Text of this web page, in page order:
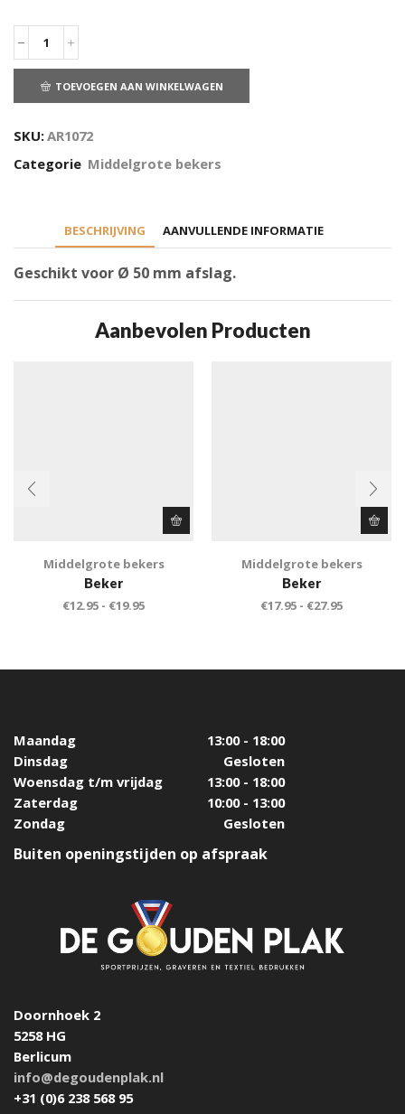
TOEVOEGEN AAN WINKELWAGEN
SKU:AR1072
Categorie Middelgrote bekers
BESCHRIJVING AANVULLENDE INFORMATIE
Geschikt voor Ø 50 mm afslag.
Aanbevolen Producten
Middelgrote bekers
Beker
€12.95 - €19.95
Middelgrote bekers
Beker
€17.95 - €27.95
Maandag
13:00 - 18:00
Dinsdag
Gesloten
Woensdag t/m vrijdag
13:00 - 18:00
Zaterdag
10:00 - 13:00
Zondag
Gesloten
Buiten openingstijden op afspraak
Doornhoek 2
5258 HG
Berlicum
info@degoudenplak.nl
+31 (0)6 238 568 95